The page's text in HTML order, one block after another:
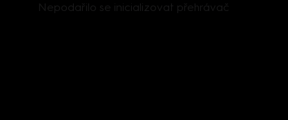
Nepodařilo se inicializovat přehrávač